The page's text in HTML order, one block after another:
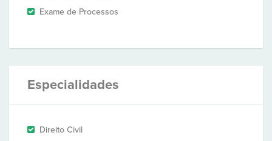
Exame de Processos
Especialidades
Direito Civil